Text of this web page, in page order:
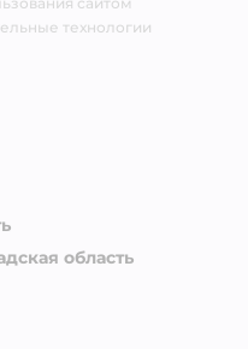
технологии
область